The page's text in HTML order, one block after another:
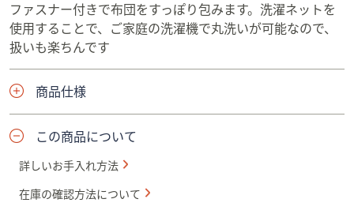
ファスナー付きで布団をすっぽり包みます。洗濯ネットを
使用することで、ご家庭の洗濯機で丸洗いが可能なので、
扱いも楽ちんです
商品仕様
この商品について
詳しいお手入れ方法
在庫の確認方法について